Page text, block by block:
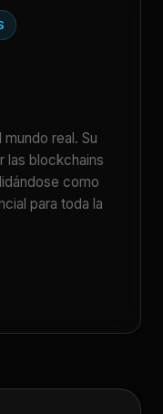
real. Su
las blockchains
como
para toda la